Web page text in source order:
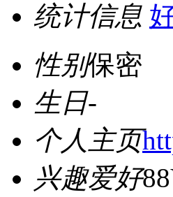
统计信息
性别保密
生日-
个人主页
兴趣爱好